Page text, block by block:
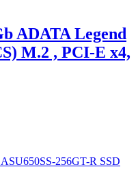
ADATA Legend
M.2 , PCI-E x4,